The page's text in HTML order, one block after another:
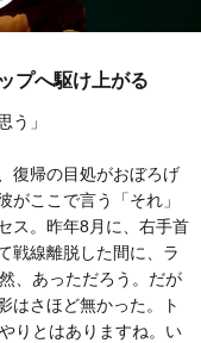
プへ駆け上がる
う」
復帰の目処がおぼろげ
がここで言う「それ」
ス。昨年8月に、右手首
戦線離脱した間に、ラ
、あっただろう。だが
はさほど無かった。ト
りとはありますね。い